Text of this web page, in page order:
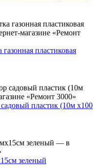
пластиковая
пластик (10м х100
зеленый